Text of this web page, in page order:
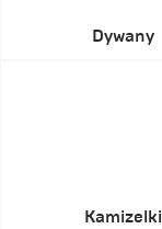
Dywany
Kamizelki